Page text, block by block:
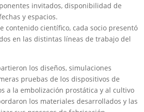
ponentes invitados, disponibilidad de
y espacios.
contenido científico, cada socio presentó
en las distintas líneas de trabajo del
los diseños, simulaciones
pruebas de los dispositivos de
a la embolización prostática y al cultivo
los materiales desarrollados y las